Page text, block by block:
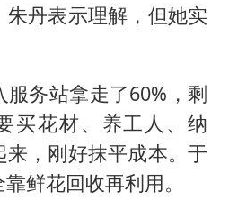
丹表示理解，但她实
务站拿走了60%，剩
买花材、养工人、纳
，刚好抹平成本。于
鲜花回收再利用。